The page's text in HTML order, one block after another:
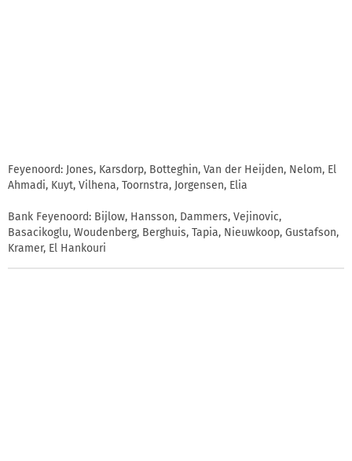
Feyenoord: Jones, Karsdorp, Botteghin, Van der Heijden, Nelom, El
Ahmadi, Kuyt, Vilhena, Toornstra, Jorgensen, Elia
Bank Feyenoord: Bijlow, Hansson, Dammers, Vejinovic,
Basacikoglu, Woudenberg, Berghuis, Tapia, Nieuwkoop, Gustafson,
Kramer, El Hankouri